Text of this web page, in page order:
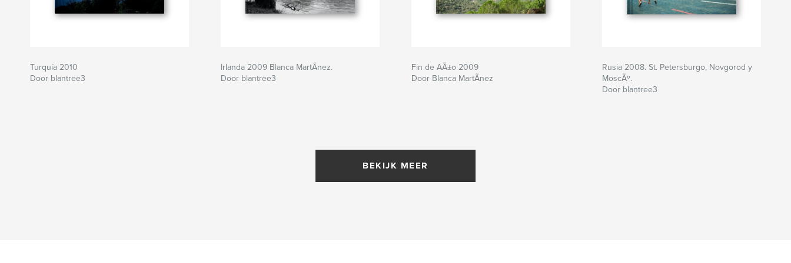
Turquía 2010
Door blantree3
Irlanda 2009 Blanca MartÃ­nez.
Door blantree3
Fin de AÃ±o 2009
Door Blanca MartÃ­nez
Rusia 2008. St. Petersburgo, Novgorod y
MoscÃº.
Door blantree3
BEKIJK MEER